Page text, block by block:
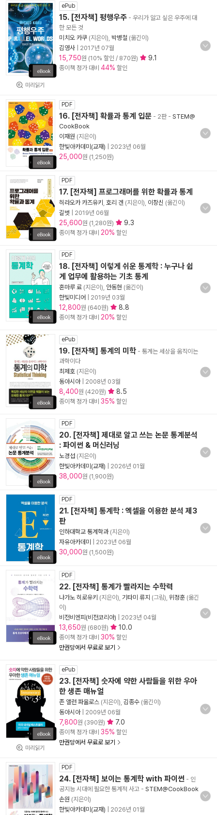
미리읽기
ePub
15. [전자책] 평행우주 - 우리가 알고 싶은 우주에 대
한 모든 것
미치오 카쿠 (지은이), 박병철 (옮긴이)
김영사
2017년 07월
15,750원 (10% 할인 / 870원) 9.1
종이책 정가 대비 44% 할인
PDF
16. [전자책] 확률과 통계 입문 - 2판- STEM@
CookBook
이재원 (지은이)
한빛아카데미(교재)
2023년 06월
25,000원 (1,250원)
PDF
17. [전자책] 프로그래머를 위한 확률과 통계
히라오카 카즈유키 호리 겐 (지은이), 이창신 (옮긴이)
길벗
2019년 06월
25,600원 (1,280원) 9.3
종이책 정가 대비 20% 할인
PDF
18. [전자책] 이렇게 쉬운 통계학 : 누구나 쉽
게 업무에 활용하는 기초 통계
혼마루 료 (지은이), 안동현 (옮긴이)
한빛미디어
2019년 03월
12,800원 (640원) 8.8
종이책 정가 대비 20% 할인
ePub
19. [전자책] 통계의 미학 - 통계는 세상을 움직이는
과학이다
최제호 (지은이)
동아시아| 2008년 03월
8,400원 (420원) 8.5
종이책 정가 대비 35% 할인
PDF
20. [전자책] 제대로 알고 쓰는 논문 통계분석
: 파이썬 & 머신러닝
노경섭 (지은이)
한빛아카데미(교재)
2026년 01월
38,000원 (1,900원)
PDF
21. [전자책] 통계학 : 엑셀을 이용한 분석 제3
판
인하대학교 통계학과(지은이)
자유아카데미
2023년 06월
30,000원 (1,500원)
PDF
22. [전자책] 통계가 빨라지는 수학력
나가노 히로유키 (지은이), 기타미 류지 (그림), 위정훈 (옮긴
이)
비전비엔피(비전코리아)
2023년 04월
13,650원 (680원) 10.0
종이책 정가 대비 30% 할인
만권당에서 무료로 보기
미리읽기
ePub
23. [전자책] 숫자에 약한 사람들을 위한 우아
한 생존 매뉴얼
존 앨런 파울로스 (지은이), 김종수 (옮긴이)
동아시아| 2009년 06월
7,800원 (390원) 7.0
종이책 정가 대비 35% 할인
만권당에서 무료로 보기
PDF
24. [전자책] 보이는 통계학 with 파이썬 - 인
공지능 시대에 필요한 통계적 사고 - STEM@CookBook
손원 (지은이)
한빛아카데미(교재)
2026년 01월